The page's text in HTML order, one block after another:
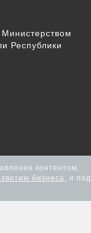
Республики
контентом,
бизнеса,
и под